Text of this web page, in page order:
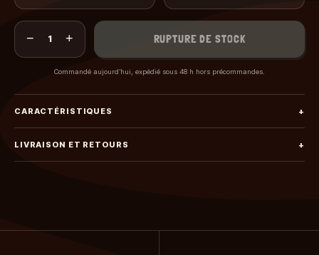
− 1 + RUPTURE DE STOCK
Commandé aujourd’hui, expédié sous 48 h hors précommandes.
CARACTÉRISTIQUES +
LIVRAISON ET RETOURS +